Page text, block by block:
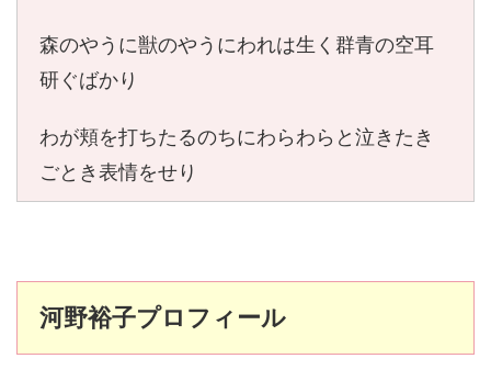
森のやうに獣のやうにわれは生く群青の空耳
研ぐばかり
わが頬を打ちたるのちにわらわらと泣きたき
ごとき表情をせり
河野裕子プロフィール